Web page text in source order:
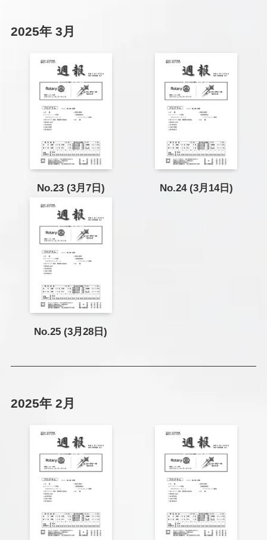
2025年 3月
No.23 (3月7日) No.24 (3月14日)
No.25 (3月28日)
2025年 2月